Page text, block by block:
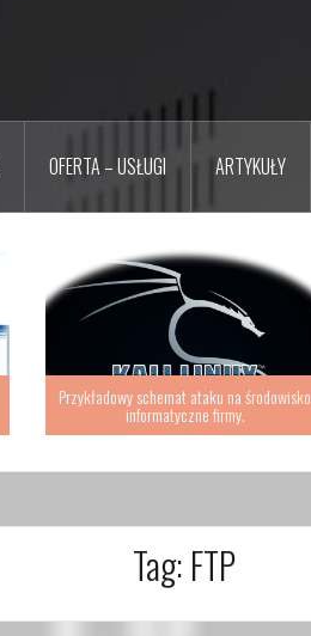
OFERTA – USŁUGI ARTYKUŁY
Przykładowy schemat ataku na środowisko
informatyczne firmy.
Tag: FTP